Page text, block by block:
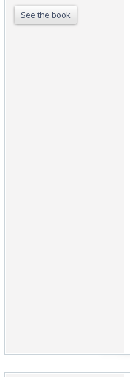
See the book